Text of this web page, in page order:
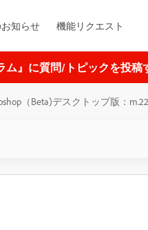
知らせ 機能リクエスト
ム』に質問/トピックを投稿
（Beta)デスクトップ版：